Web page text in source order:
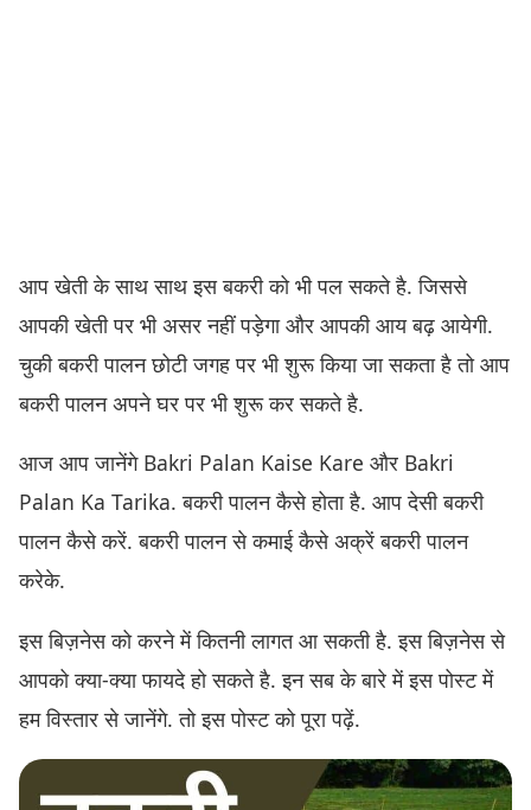
आप खेती के साथ साथ इस बकरी को भी पल सकते है. जिससे
आपकी खेती पर भी असर नहीं पड़ेगा और आपकी आय बढ़ आयेगी.
चुकी बकरी पालन छोटी जगह पर भी शुरू किया जा सकता है तो आप
बकरी पालन अपने घर पर भी शुरू कर सकते है.
आज आप जानेंगे Bakri Palan Kaise Kare और Bakri
Palan Ka Tarika. बकरी पालन कैसे होता है. आप देसी बकरी
पालन कैसे करें. बकरी पालन से कमाई कैसे अक्रें बकरी पालन
करेके.
इस बिज़नेस को करने में कितनी लागत आ सकती है. इस बिज़नेस से
आपको क्या-क्या फायदे हो सकते है. इन सब के बारे में इस पोस्ट में
हम विस्तार से जानेंगे. तो इस पोस्ट को पूरा पढ़ें.